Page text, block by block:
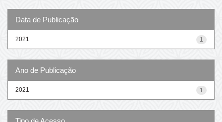
Data de Publicação
1
2021
Ano de Publicação
1
2021